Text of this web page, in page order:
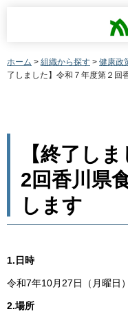
ホーム > 組織から探す > 健康政
了しました】令和７年度第２回
【終了し
2回香川県
します
1.日時
令和7年10月27日（月曜日
2.場所